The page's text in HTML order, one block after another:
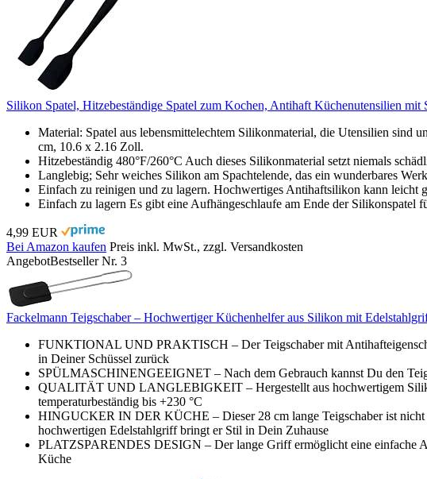
Silikon Spatel, Hitzebeständige Spatel zum Kochen, Antihaft Küchenutensilien
Material: Spatel aus lebensmittelechtem Silikonmaterial, die Utensilien
cm, 10.6 x 2.16 Zoll.
Hitzebeständig 480°F/260°C Auch dieses Silikonmaterial setzt niemals
Langlebig; Sehr weiches Silikon am Spachtelende, das ein wunderbares
Einfach zu reinigen und zu lagern. Hochwertiges Antihaftsilikon kann leicht
Einfach zu lagern Es gibt eine Aufhängeschlaufe am Ende der Silikonspatel
4,99 EUR
Bei Amazon kaufen Preis inkl. MwSt., zzgl. Versandkosten
AngebotBestseller Nr. 3
Fackelmann Teigschaber – Hochwertiger Küchenhelfer aus Silikon mit
FUNKTIONAL UND PRAKTISCH – Der Teigschaber mit
in Deiner Schüssel zurück
SPÜLMASCHINENGEEIGNET – Nach dem Gebrauch kannst Du den
QUALITÄT UND LANGLEBIGKEIT – Hergestellt aus hochwertigem
temperaturbeständig bis +230 °C
HINGUCKER IN DER KÜCHE – Dieser 28 cm lange Teigschaber ist nicht
hochwertigen Edelstahlgriff bringt er Stil in Dein Zuhause
PLATZSPARENDES DESIGN – Der lange Griff ermöglicht eine einfache
Küche